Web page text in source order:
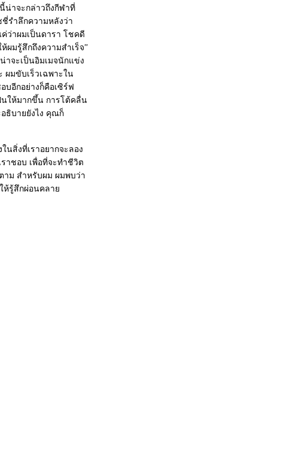
น่าจะกล่าวถึงกีฬาที่
รำลึกความหลังว่า
ว่าผมเป็นดารา โชคดี
มรู้สึกถึงความสำเร็จ”
าจะเป็นอิมเมจนักแข่ง
ผมขับเร็วเฉพาะใน
บอีกอย่างก็คือเซิร์ฟ
นให้มากขึ้น การโต้คลื่น
ธิบายยังไง คุณก็
นสิ่งที่เราอยากจะลอง
าชอบ เพื่อที่จะทำชีวิต
าม สำหรับผม ผมพบว่า
ให้รู้สึกผ่อนคลา